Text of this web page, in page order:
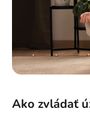
Ako zvládať